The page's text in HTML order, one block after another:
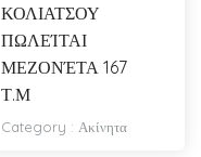
ΚΟΛΙΑΤΣΟΥ
ΠΩΛΕΊΤΑΙ
ΜΕΖΟΝΈΤΑ 167
Τ.Μ
Category : Ακίνητα